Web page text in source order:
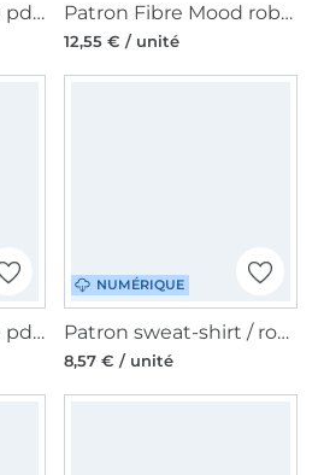
Patron robe femme pdf Easy Fadenkäfer, en allemand Patron Fibre Mood robe femme pdf Marley, en français
12,55 € / unité
Patron robe femme pdf Vela Lillesol & Pelle, en allemand
NUMÉRIQUE
Patron sweat-shirt / robe femme Becky Rosalieb & Wildblau, en allemand
8,57 € / unité